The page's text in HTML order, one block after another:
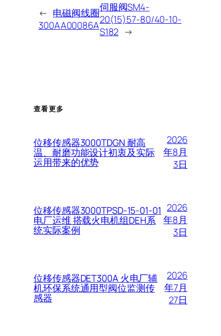
← 电磁阀线圈
300AA00086A
伺服阀SM4-
20(15)57-80/40-10-
S182 →
查看更多
位移传感器3000TDGN 耐高
温、耐磨功能设计初衷及实际
运用带来的优势
2026
年8月
3日
位移传感器3000TPSD-15-01-01
电厂运维 搭载火电机组DEH系
统实际案例
2026
年8月
3日
位移传感器DET300A 火电厂辅
机环保系统通用型阀位监测传
感器
2026
年7月
27日